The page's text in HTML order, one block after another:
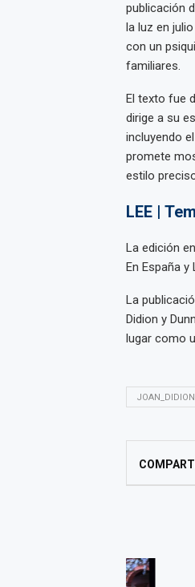
publicación
la luz en
con un
familiares.
El texto fue
dirige a su
incluyendo
promete
estilo
LEE |
La edición
En España
La
Didion y
lugar como
JOAN_DIDION